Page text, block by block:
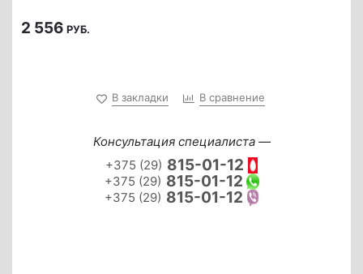
2 556 РУБ.
В закладки В сравнение
Консультация специалиста —
+375 (29) 815-01-12
+375 (29) 815-01-12
+375 (29) 815-01-12